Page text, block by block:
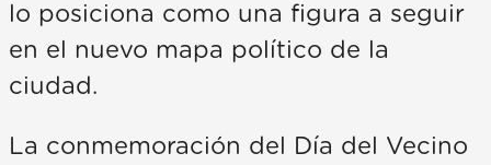
lo posiciona como una figura a seguir
en el nuevo mapa político de la
ciudad.
La conmemoración del Día del Vecino